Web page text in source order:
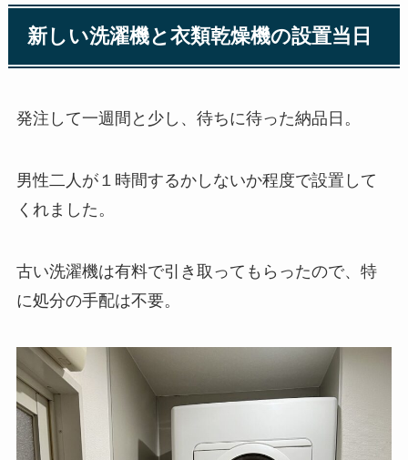
新しい洗濯機と衣類乾燥機の設置当日
発注して一週間と少し、待ちに待った納品日。
男性二人が１時間するかしないか程度で設置して
くれました。
古い洗濯機は有料で引き取ってもらったので、特
に処分の手配は不要。